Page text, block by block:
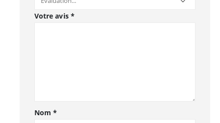
Votre avis *
Nom*